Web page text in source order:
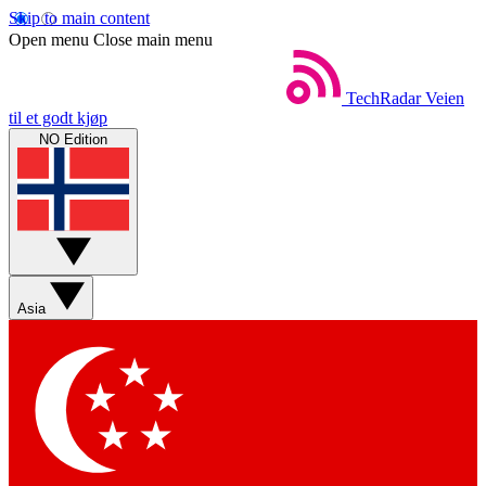
Skip to main content
Open menu Close main menu
TechRadar Veien
til et godt kjøp
NO Edition
Asia